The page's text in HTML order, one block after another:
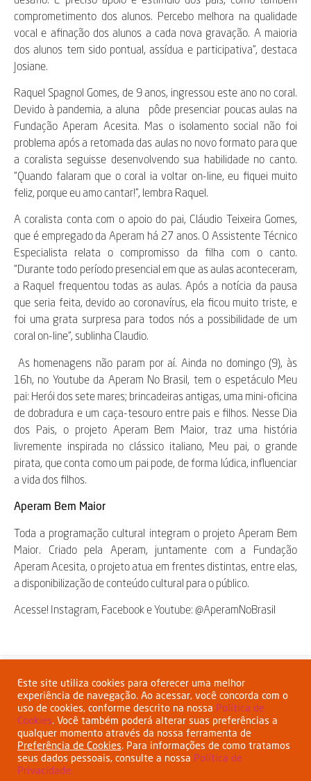
comprometimento dos alunos. Percebo melhora na qualidade
vocal e afinação dos alunos a cada nova gravação. A maioria
dos alunos tem sido pontual, assídua e participativa”, destaca
Josiane.
Raquel Spagnol Gomes, de 9 anos, ingressou este ano no coral.
Devido à pandemia, a aluna pôde presenciar poucas aulas na
Fundação Aperam Acesita. Mas o isolamento social não foi
problema após a retomada das aulas no novo formato para que
a coralista seguisse desenvolvendo sua habilidade no canto.
“Quando falaram que o coral ia voltar on-line, eu fiquei muito
feliz, porque eu amo cantar!”, lembra Raquel.
A coralista conta com o apoio do pai, Cláudio Teixeira Gomes,
que é empregado da Aperam há 27 anos. O Assistente Técnico
Especialista relata o compromisso da filha com o canto.
“Durante todo período presencial em que as aulas aconteceram,
a Raquel frequentou todas as aulas. Após a notícia da pausa
que seria feita, devido ao coronavírus, ela ficou muito triste, e
foi uma grata surpresa para todos nós a possibilidade de um
coral on-line”, sublinha Claudio.
As homenagens não param por aí. Ainda no domingo (9), às
16h, no Youtube da Aperam No Brasil, tem o espetáculo Meu
pai: Herói dos sete mares; brincadeiras antigas, uma mini-oficina
de dobradura e um caça-tesouro entre pais e filhos. Nesse Dia
dos Pais, o projeto Aperam Bem Maior, traz uma história
livremente inspirada no clássico italiano, Meu pai, o grande
pirata, que conta como um pai pode, de forma lúdica, influenciar
a vida dos filhos.
Aperam Bem Maior
Toda a programação cultural integram o projeto Aperam Bem
Maior. Criado pela Aperam, juntamente com a Fundação
Aperam Acesita, o projeto atua em frentes distintas, entre elas,
a disponibilização de conteúdo cultural para o público.
Acesse! Instagram, Facebook e Youtube: @AperamNoBrasil
Compartilhar:
Este site utiliza cookies para oferecer uma melhor
experiência de navegação. Ao acessar, você concorda com o
uso de cookies, conforme descrito na nossa Política de
Cookies. Você também poderá alterar suas preferências a
qualquer momento através da nossa ferramenta de
Preferência de Cookies. Para informações de como tratamos
seus dados pessoais, consulte a nossa Política de
Privacidade.